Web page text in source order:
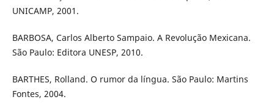
UNICAMP, 2001.
BARBOSA, Carlos Alberto Sampaio. A Revolução Mexicana.
São Paulo: Editora UNESP, 2010.
BARTHES, Rolland. O rumor da língua. São Paulo: Martins
Fontes, 2004.